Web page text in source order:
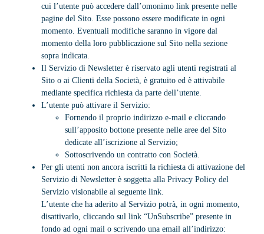
cui l’utente può accedere dall’omonimo link presente nelle
pagine del Sito. Esse possono essere modificate in ogni
momento. Eventuali modifiche saranno in vigore dal
momento della loro pubblicazione sul Sito nella sezione
sopra indicata.
Il Servizio di Newsletter è riservato agli utenti registrati al
Sito o ai Clienti della Società, è gratuito ed è attivabile
mediante specifica richiesta da parte dell’utente.
L’utente può attivare il Servizio:
Fornendo il proprio indirizzo e-mail e cliccando
sull’apposito bottone presente nelle aree del Sito
dedicate all’iscrizione al Servizio;
Sottoscrivendo un contratto con Società.
Per gli utenti non ancora iscritti la richiesta di attivazione del
Servizio di Newsletter è soggetta alla Privacy Policy del
Servizio visionabile al seguente link.
L’utente che ha aderito al Servizio potrà, in ogni momento,
disattivarlo, cliccando sul link “UnSubscribe” presente in
fondo ad ogni mail o scrivendo una email all’indirizzo: